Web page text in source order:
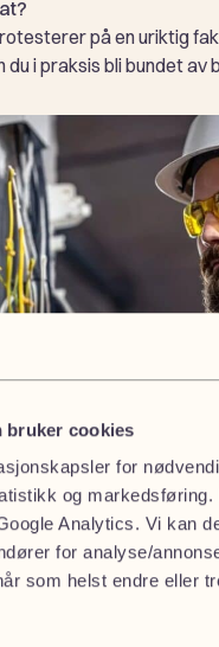
bruker cookies
for
og markedsføring.
Analytics. Vi kan
for analyse/
som helst endre eller
på en uriktig
du i praksis bli bundet av
med klage på
så tar vi kontakt.